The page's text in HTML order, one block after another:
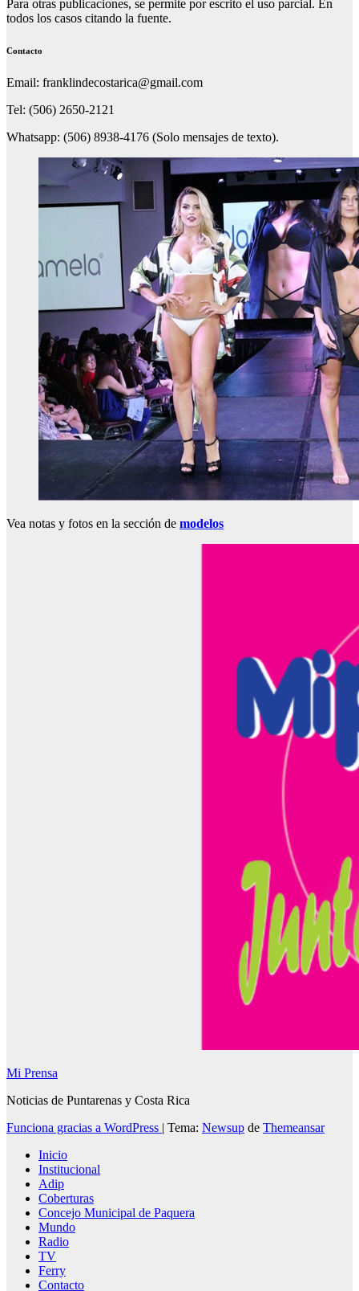
Para otras publicaciones, se permite por escrito el uso parcial. En
todos los casos citando la fuente.
Contacto
Email: franklindecostarica@gmail.com
Tel: (506) 2650-2121
Whatsapp: (506) 8938-4176 (Solo mensajes de texto).
Vea notas y fotos en la sección de modelos
Mi Prensa
Noticias de Puntarenas y Costa Rica
Funciona gracias a WordPress | Tema: Newsup de Themeansar
Inicio
Institucional
Adip
Coberturas
Concejo Municipal de Paquera
Mundo
Radio
TV
Ferry
Contacto